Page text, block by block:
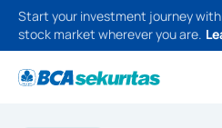
Start your investment journey
stock market wherever you are.